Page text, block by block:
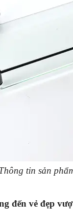
tin sản
đến vẻ đẹp